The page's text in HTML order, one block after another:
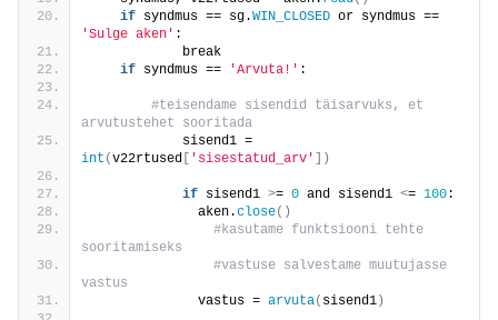
if syndmus == sg.WIN_CLOSED
'Sulge aken' :
            break
if syndmus == 'Arvuta!' :
#teisendame sisendid täisarvuks, et
arvutustehet sooritada
int (v22rtused [ 'sisestatud_arv' ])
if sisend1 >= 0 and sisend1 <= 100:
              aken.
close()
#kasutame funktsiooni tehte
sooritamiseks
#vastuse salvestame muutujasse
vastus
              vastus =
arvuta( sisend1)